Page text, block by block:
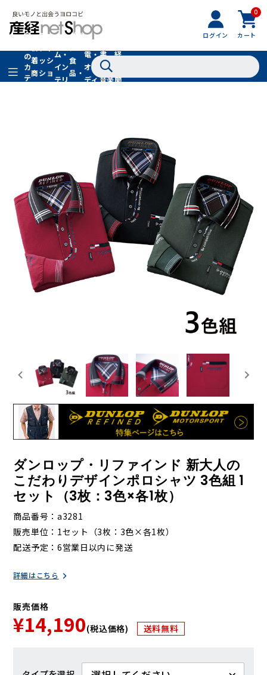
ログイン
0
カート
全
の
カ
テ
着
商
品
フ
ッ
シ
ョ
フ
ァ
シ
ョ
ン
ム・
イン
テリ
グル
食
品・
ドリ
家
電・
オー
ディ
書
籍・
音楽
経
聞
ダンロップ・リファインド 新大人の
こだわりデザインポロシャツ 3色組 1
セット（3枚：3色×各1枚）
商品番号
a3281
販売単位
1セット（3枚：3色×各1枚）
配送予定
6営業日以内に発送
詳細はこちら
販売価格
¥14,190(税込価格) 送料無料